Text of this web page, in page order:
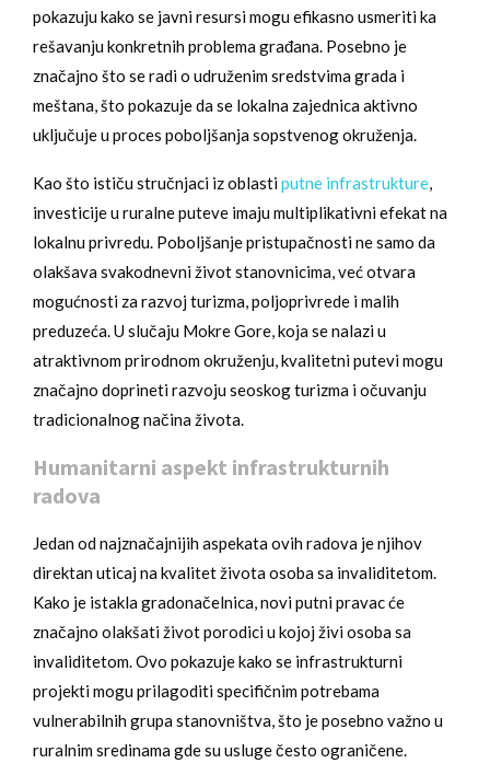
pokazuju kako se javni resursi mogu efikasno usmeriti ka
rešavanju konkretnih problema građana. Posebno je
značajno što se radi o udruženim sredstvima grada i
meštana, što pokazuje da se lokalna zajednica aktivno
uključuje u proces poboljšanja sopstvenog okruženja.
Kao što ističu stručnjaci iz oblastiputne infrastrukture
investicije u ruralne puteve imaju multiplikativni efekat na
lokalnu privredu. Poboljšanje pristupačnosti ne samo da
olakšava svakodnevni život stanovnicima, već otvara
mogućnosti za razvoj turizma, poljoprivrede i malih
preduzeća. U slučaju Mokre Gore, koja se nalazi u
atraktivnom prirodnom okruženju, kvalitetni putevi mogu
značajno doprineti razvoju seoskog turizma i očuvanju
tradicionalnog načina života.
Humanitarni aspekt infrastrukturnih
radova
Jedan od najznačajnijih aspekata ovih radova je njihov
direktan uticaj na kvalitet života osoba sa invaliditetom.
Kako je istakla gradonačelnica, novi putni pravac će
značajno olakšati život porodici u kojoj živi osoba sa
invaliditetom. Ovo pokazuje kako se infrastrukturni
projekti mogu prilagoditi specifičnim potrebama
vulnerabilnih grupa stanovništva, što je posebno važno u
ruralnim sredinama gde su usluge često ograničene.